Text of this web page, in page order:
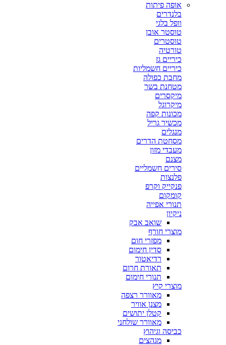
אופה פיתות
בלנדרים
וופל בלגי
טוסטר אובן
טוסטרים
טורטיה
כיריים גז
כיריים חשמליות
מחבת כפולה
מטחנת בשר
מיקסרים
מיקרוגל
מכונות קפה
מכשיר גריל
מנגלים
מסחטת הדרים
מעבדי מזון
מצנם
סירים חשמליים
פלנצות
פנקייק וקרפ
קומקום
תנורי אפייה
ניקיון
שואב אבק
מוצרי חורף
מפזרי חום
סדין חימום
רדיאטור
תאורת חרום
תנורי חימום
מוצרי קיץ
מאוורר רצפה
מצנן אוויר
קטלן יתושים
מאוורר שולחני
כביסה וגיהוץ
מגהצים